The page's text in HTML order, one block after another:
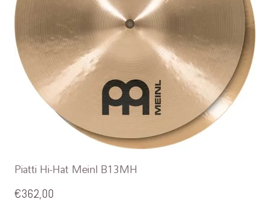
Piatti Hi-Hat Meinl B13MH
€362,00